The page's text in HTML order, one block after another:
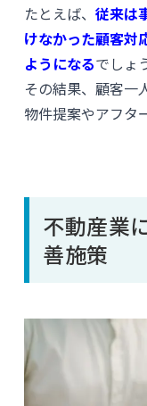
たとえば、 従来は
けなかった顧客対
ようになるでしょ
その結果、顧客一
物件提案やアフタ
不動産業
善施策